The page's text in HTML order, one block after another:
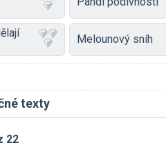
Melounový sníh
texty
22